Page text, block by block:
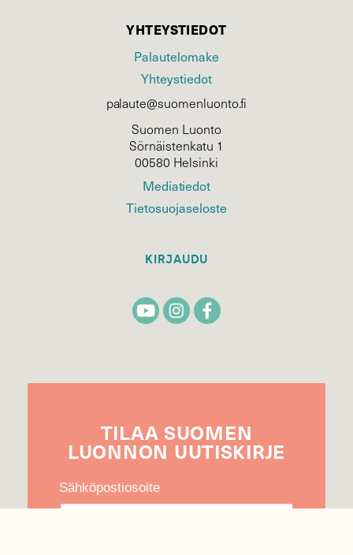
YHTEYSTIEDOT
Palautelomake
Yhteystiedot
palaute@suomenluonto.fi
Suomen Luonto
Sörnäistenkatu 1
00580 Helsinki
Mediatiedot
Tietosuojaseloste
KIRJAUDU
TILAA SUOMEN
LUONNON UUTIS­KIRJE
Sähköpostiosoite